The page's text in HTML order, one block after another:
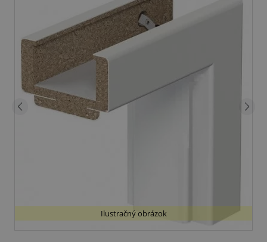
Ilustračný obrázok